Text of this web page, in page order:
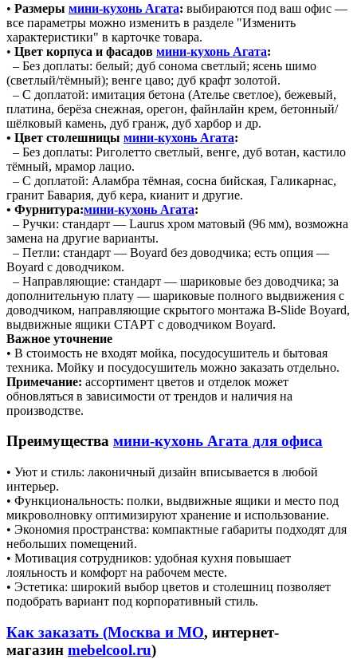
• Размеры мини-кухонь Агата: выбираются под ваш офис —
все параметры можно изменить в разделе "Изменить
характеристики" в карточке товара.
• Цвет корпуса и фасадов мини-кухонь Агата:
– Без доплаты: белый; дуб сонома светлый; ясень шимо
(светлый/тёмный); венге цаво; дуб крафт золотой.
– С доплатой: имитация бетона (Ателье светлое), бежевый,
платина, берёза снежная, орегон, файнлайн крем, бетонный/
шёлковый камень, дуб гранж, дуб харбор и др.
• Цвет столешницы мини-кухонь Агата:
– Без доплаты: Риголетто светлый, венге, дуб вотан, кастило
тёмный, мрамор лацио.
– С доплатой: Аламбра тёмная, сосна бийская, Галикарнас,
гранит Бавария, дуб кера, кианит и другие.
• Фурнитура:мини-кухонь Агата:
– Ручки: стандарт — Laurus хром матовый (96 мм), возможна
замена на другие варианты.
– Петли: стандарт — Boyard без доводчика; есть опция —
Boyard с доводчиком.
– Направляющие: стандарт — шариковые без доводчика; за
дополнительную плату — шариковые полного выдвижения с
доводчиком, направляющие скрытого монтажа B-Slide Boyard,
выдвижные ящики СТАРТ с доводчиком Boyard.
Важное уточнение
• В стоимость не входят мойка, посудосушитель и бытовая
техника. Мойку и посудосушитель можно заказать отдельно.
Примечание: ассортимент цветов и отделок может
обновляться в зависимости от трендов и наличия на
производстве.
Преимущества мини-кухонь Агата для офиса
• Уют и стиль: лаконичный дизайн вписывается в любой
интерьер.
• Функциональность: полки, выдвижные ящики и место под
микроволновку оптимизируют хранение и использование.
• Экономия пространства: компактные габариты подходят для
небольших помещений.
• Мотивация сотрудников: удобная кухня повышает
лояльность и комфорт на рабочем месте.
• Эстетика: широкий выбор цветов и столешниц позволяет
подобрать вариант под корпоративный стиль.
Как заказать (Москва и МО, интернет-
магазин mebelcool.ru)